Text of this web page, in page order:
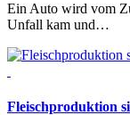
Ein Auto wird vom
Unfall kam und…
Fleischproduktion